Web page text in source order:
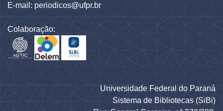
E-mail: periodicos@ufpr.br
Colaboração:
Universidade Federal do Paraná
Sistema de Bibliotecas (SiBi)